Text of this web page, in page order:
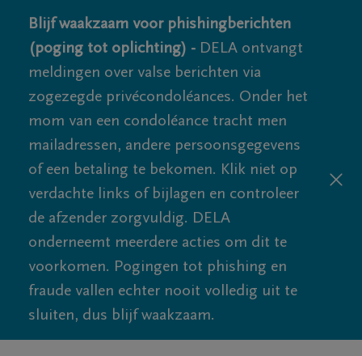
Blijf waakzaam voor phishingberichten
(poging tot oplichting) - DELA ontvangt
meldingen over valse berichten via
zogezegde privécondoléances. Onder het
mom van een condoléance tracht men
mailadressen, andere persoonsgegevens
of een betaling te bekomen. Klik niet op
verdachte links of bijlagen en controleer
de afzender zorgvuldig. DELA
onderneemt meerdere acties om dit te
voorkomen. Pogingen tot phishing en
fraude vallen echter nooit volledig uit te
sluiten, dus blijf waakzaam.